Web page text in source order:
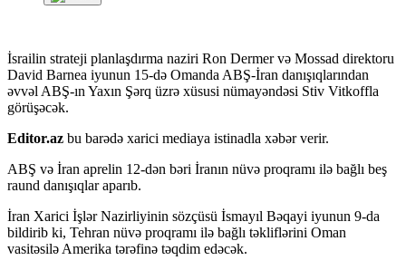
İsrailin strateji planlaşdırma naziri Ron Dermer və Mossad direktoru
David Barnea iyunun 15-də Omanda ABŞ-İran danışıqlarından
əvvəl ABŞ-ın Yaxın Şərq üzrə xüsusi nümayəndəsi Stiv Vitkoffla
görüşəcək.
Editor.az bu barədə xarici mediaya istinadla xəbər verir.
ABŞ və İran aprelin 12-dən bəri İranın nüvə proqramı ilə bağlı beş
raund danışıqlar aparıb.
İran Xarici İşlər Nazirliyinin sözçüsü İsmayıl Bəqayi iyunun 9-da
bildirib ki, Tehran nüvə proqramı ilə bağlı təkliflərini Oman
vasitəsilə Amerika tərəfinə təqdim edəcək.